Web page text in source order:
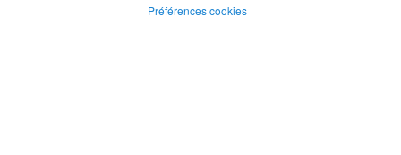
Préférences cookies